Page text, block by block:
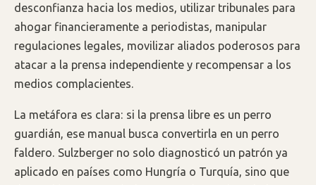
desconfianza hacia los medios, utilizar tribunales para
ahogar financieramente a periodistas, manipular
regulaciones legales, movilizar aliados poderosos para
atacar a la prensa independiente y recompensar a los
medios complacientes.
La metáfora es clara: si la prensa libre es un perro
guardián, ese manual busca convertirla en un perro
faldero. Sulzberger no solo diagnosticó un patrón ya
aplicado en países como Hungría o Turquía, sino que